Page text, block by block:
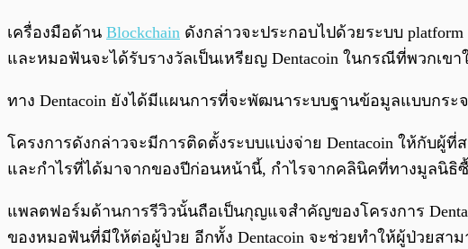
เครื่องมือด้าน Blockchain ดังกล่าวจะประกอบไปด้วยระบบ
และหมอฟันจะได้รับรางวัลเป็นเหรียญ Dentacoin ในกรณีที่พวกเขา
ทาง Dentacoin ยังได้มีแผนการที่จะพัฒนาระบบฐานข้อมูลแบบกระ
โครงการดังกล่าวจะมีการติดตั้งระบบแบ่งจ่าย Dentacoin ให้กับผู้ที่
และกำไรที่ได้มาจากของปีก่อนหน้านี้, กำไรจากคลินิคที่ทางมูลนิธิ
แพลตฟอร์มด้านการรีวิวนั้นถือเป็นกุญแจสำคัญของโครงการ
ของหมอฟันที่มีให้ต่อผู้ป่วย อีกทั้ง Dentacoin จะช่วยทำให้ผู้ป่วยส